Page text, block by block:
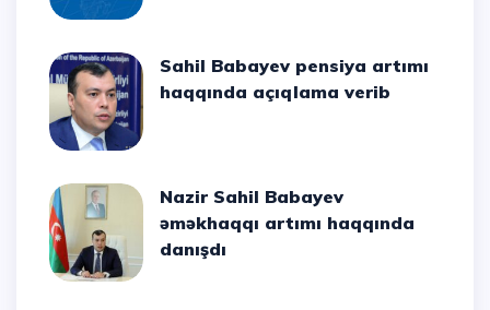
Sahil Babayev pensiya artımı
haqqında açıqlama verib
Nazir Sahil Babayev
əməkhaqqı artımı haqqında
danışdı